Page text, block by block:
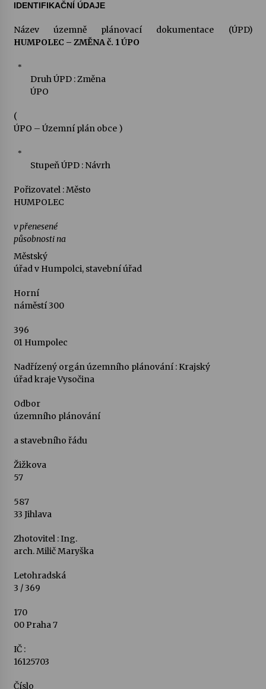
IDENTIFIKAČNÍ ÚDAJE
Název územně plánovací dokumentace (ÚPD)
HUMPOLEC – ZMĚNAč. 1ÚPO
*
Druh ÚPD : Změna
ÚPO
(
ÚPO – Územní plán obce )
*
Stupeň ÚPD : Návrh
Pořizovatel : Město
HUMPOLEC
v přenesené
působnosti na
Městský
úřad v Humpolci, stavební úřad
Horní
náměstí 300
396
01 Humpolec
Nadřízený orgán územního plánování : Krajský
úřad kraje Vysočina
Odbor
územního plánování
a stavebního řádu
Žižkova
57
587
33 Jihlava
Zhotovitel : Ing.
arch. Milič Maryška
Letohradská
3 / 369
170
00 Praha 7
IČ :
16125703
Číslo